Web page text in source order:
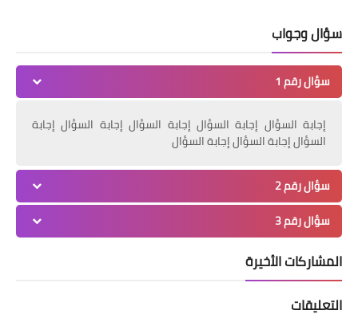
سؤال وجواب
سؤال رقم 1
إجابة السؤال إجابة السؤال إجابة السؤال إجابة السؤال إجابة
السؤال إجابة السؤال إجابة السؤال
سؤال رقم 2
سؤال رقم 3
المشاركات الأخيرة
التعليقات